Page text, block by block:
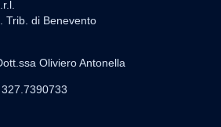
Trib. di Benevento
Oliviero Antonella